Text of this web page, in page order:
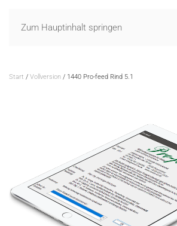
Zum Hauptinhalt springen
Start / Vollversion / 1440 Pro-feed Rind 5.1